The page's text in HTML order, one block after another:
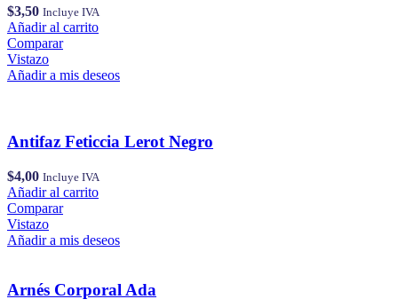
$3,50 Incluye IVA
Añadir al carrito
Comparar
Vistazo
Añadir a mis deseos
Antifaz Feticcia Lerot Negro
$4,00 Incluye IVA
Añadir al carrito
Comparar
Vistazo
Añadir a mis deseos
Arnés Corporal Ada